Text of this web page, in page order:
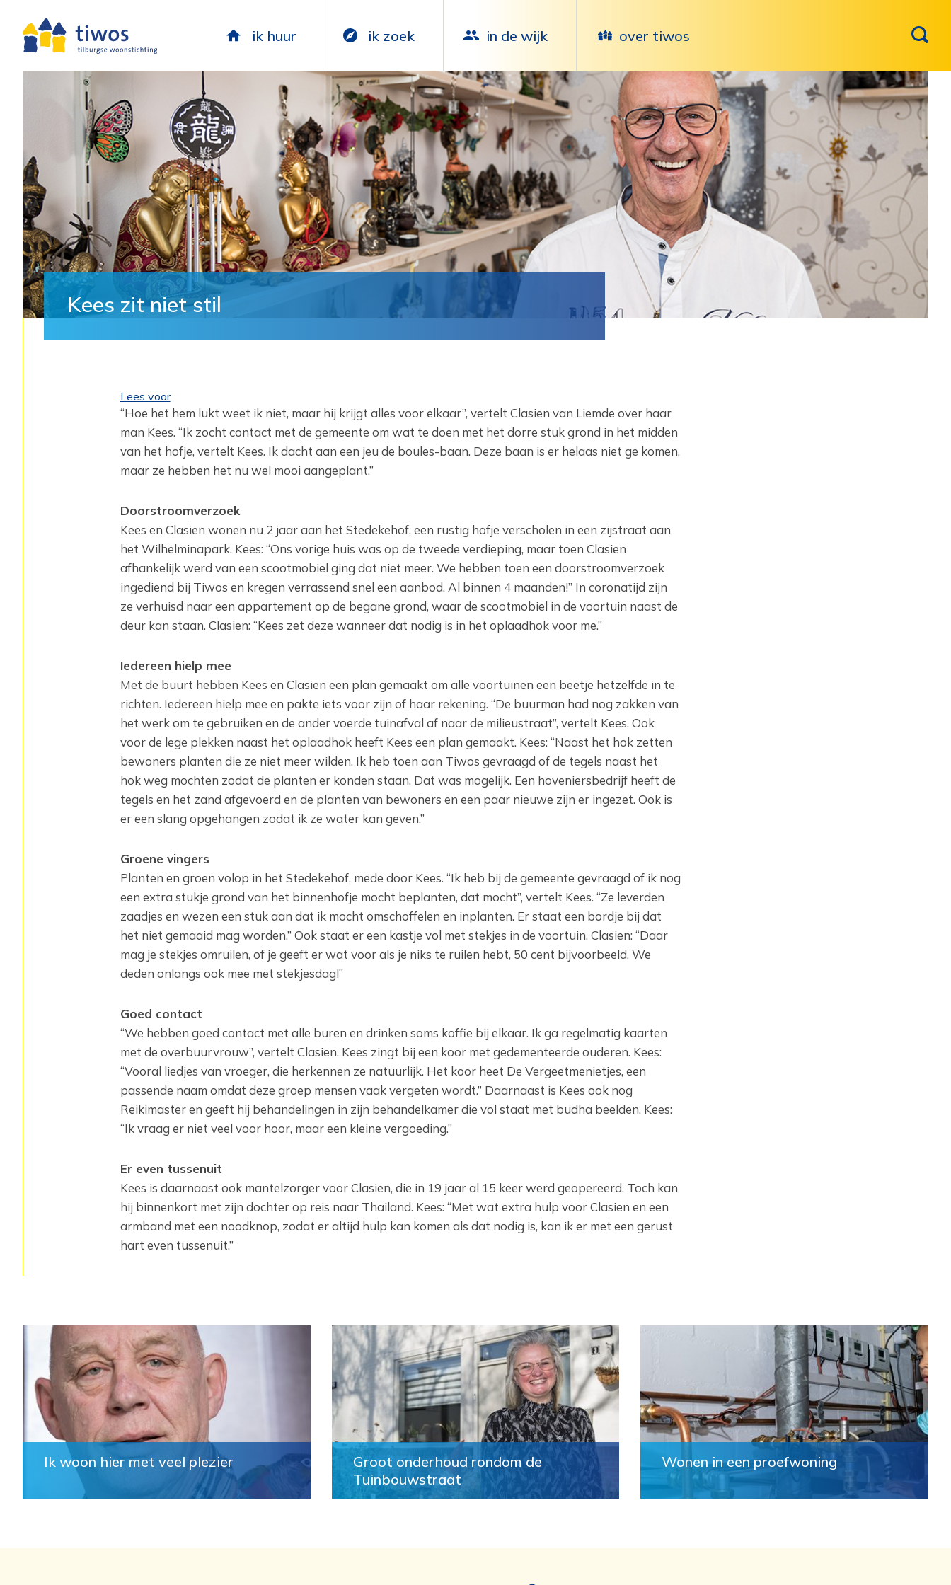
ik huur ik zoek in de wijk over tiwos
Kees zit niet stil
Lees voor
“Hoe het hem lukt weet ik niet, maar hij krijgt alles voor elkaar”, vertelt Clasien van Liemde over haar
man Kees. “Ik zocht contact met de gemeente om wat te doen met het dorre stuk grond in het midden
van het hofje, vertelt Kees. Ik dacht aan een jeu de boules-baan. Deze baan is er helaas niet ge komen,
maar ze hebben het nu wel mooi aangeplant.”
Doorstroomverzoek
Kees en Clasien wonen nu 2 jaar aan het Stedekehof, een rustig hofje verscholen in een zijstraat aan
het Wilhelminapark. Kees: “Ons vorige huis was op de tweede verdieping, maar toen Clasien
afhankelijk werd van een scootmobiel ging dat niet meer. We hebben toen een doorstroomverzoek
ingediend bij Tiwos en kregen verrassend snel een aanbod. Al binnen 4 maanden!” In coronatijd zijn
ze verhuisd naar een appartement op de begane grond, waar de scootmobiel in de voortuin naast de
deur kan staan. Clasien: “Kees zet deze wanneer dat nodig is in het oplaadhok voor me.”
Iedereen hielp mee
Met de buurt hebben Kees en Clasien een plan gemaakt om alle voortuinen een beetje hetzelfde in te
richten. Iedereen hielp mee en pakte iets voor zijn of haar rekening. “De buurman had nog zakken van
het werk om te gebruiken en de ander voerde tuinafval af naar de milieustraat”, vertelt Kees. Ook
voor de lege plekken naast het oplaadhok heeft Kees een plan gemaakt. Kees: “Naast het hok zetten
bewoners planten die ze niet meer wilden. Ik heb toen aan Tiwos gevraagd of de tegels naast het
hok weg mochten zodat de planten er konden staan. Dat was mogelijk. Een hoveniersbedrijf heeft de
tegels en het zand afgevoerd en de planten van bewoners en een paar nieuwe zijn er ingezet. Ook is
er een slang opgehangen zodat ik ze water kan geven.”
Groene vingers
Planten en groen volop in het Stedekehof, mede door Kees. “Ik heb bij de gemeente gevraagd of ik nog
een extra stukje grond van het binnenhofje mocht beplanten, dat mocht”, vertelt Kees. “Ze leverden
zaadjes en wezen een stuk aan dat ik mocht omschoffelen en inplanten. Er staat een bordje bij dat
het niet gemaaid mag worden.” Ook staat er een kastje vol met stekjes in de voortuin. Clasien: “Daar
mag je stekjes omruilen, of je geeft er wat voor als je niks te ruilen hebt, 50 cent bijvoorbeeld. We
deden onlangs ook mee met stekjesdag!”
Goed contact
“We hebben goed contact met alle buren en drinken soms koffie bij elkaar. Ik ga regelmatig kaarten
met de overbuurvrouw”, vertelt Clasien. Kees zingt bij een koor met gedementeerde ouderen. Kees:
“Vooral liedjes van vroeger, die herkennen ze natuurlijk. Het koor heet De Vergeetmenietjes, een
passende naam omdat deze groep mensen vaak vergeten wordt.” Daarnaast is Kees ook nog
Reikimaster en geeft hij behandelingen in zijn behandelkamer die vol staat met budha beelden. Kees:
“Ik vraag er niet veel voor hoor, maar een kleine vergoeding.”
Er even tussenuit
Kees is daarnaast ook mantelzorger voor Clasien, die in 19 jaar al 15 keer werd geopereerd. Toch kan
hij binnenkort met zijn dochter op reis naar Thailand. Kees: “Met wat extra hulp voor Clasien en een
armband met een noodknop, zodat er altijd hulp kan komen als dat nodig is, kan ik er met een gerust
hart even tussenuit.”
Ik woon hier met veel plezier
Groot onderhoud rondom de
Tuinbouwstraat
Wonen in een proefwoning